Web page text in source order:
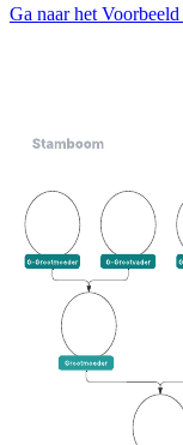
Ga naar het